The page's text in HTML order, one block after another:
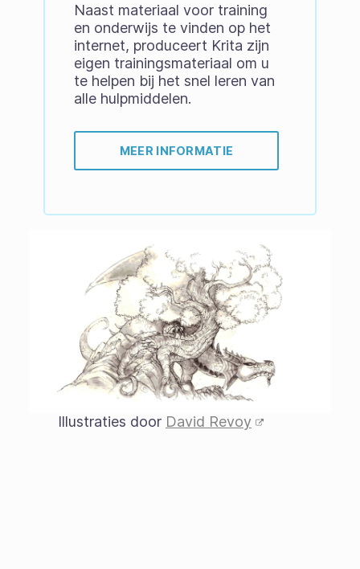
Naast materiaal voor training
en onderwijs te vinden op het
internet, produceert Krita zijn
eigen trainingsmateriaal om u
te helpen bij het snel leren van
alle hulpmiddelen.
MEER INFORMATIE
Illustraties door David Revoy